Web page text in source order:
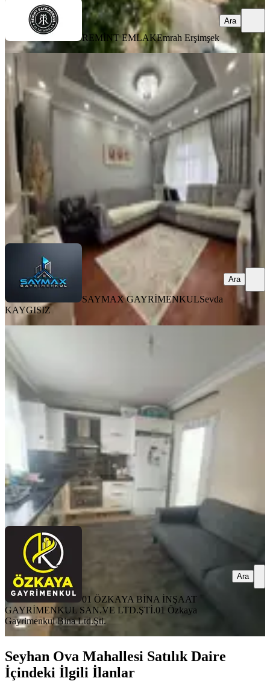
REMİNT EMLAKEmrah Erşimşek
Ara
YENİ
Yeşiloba Toki'de 2+1+d.gazlı
Masrafsız Satılık Daire.......................
Seyhan, Yeşiloba Mahallesi
100 m²·4. Kat 06.08.2026
3.450.000 ₺
SAYMAX GAYRİMENKULSevda KAYGISIZ
SAYMAX GAYRİMENKULSevda
KAYGISIZ
Ara
YENİ
Adana Seyhan Bahçeşehir De Satilik
100 m²·Yüksek giriş 06.08.2026
3.475.000 ₺
01 ÖZKAYA BİNA İNŞAAT GAYRİMENKUL SAN.VE
LTD.ŞTİ.01 Özkaya Gayrimenkul Bina Ltd.Şti.
Ara
01 ÖZKAYA BİNA İNŞAAT
GAYRİMENKUL SAN.VE LTD.ŞTİ.01 Özkaya
Gayrimenkul Bina Ltd.Şti.
Ara
Seyhan Ova Mahallesi Satılık Daire
İçindeki İlgili İlanlar